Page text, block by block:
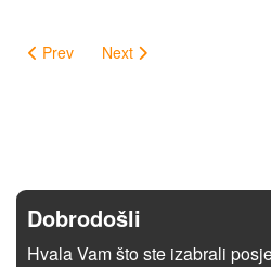
Prev Next
Dobrodošli
Hvala Vam što ste izabrali